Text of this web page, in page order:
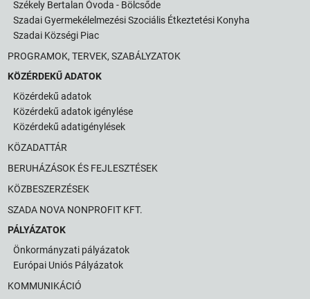
Székely Bertalan Óvoda - Bölcsőde
Szadai Gyermekélelmezési Szociális Étkeztetési Konyha
Szadai Községi Piac
PROGRAMOK, TERVEK, SZABÁLYZATOK
KÖZÉRDEKŰ ADATOK
Közérdekű adatok
Közérdekű adatok igénylése
Közérdekű adatigénylések
KÖZADATTÁR
BERUHÁZÁSOK ÉS FEJLESZTÉSEK
KÖZBESZERZÉSEK
SZADA NOVA NONPROFIT KFT.
PÁLYÁZATOK
Önkormányzati pályázatok
Európai Uniós Pályázatok
KOMMUNIKÁCIÓ